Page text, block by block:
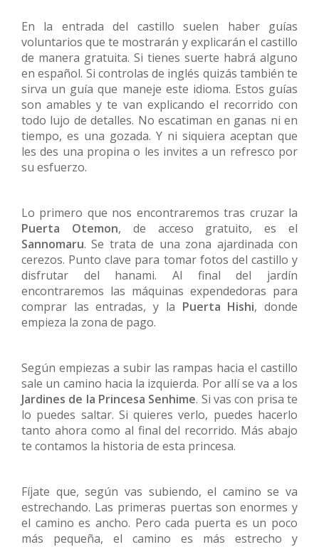
En la entrada del castillo suelen haber guías
voluntarios que te mostrarán y explicarán el castillo
de manera gratuita. Si tienes suerte habrá alguno
en español. Si controlas de inglés quizás también te
sirva un guía que maneje este idioma. Estos guías
son amables y te van explicando el recorrido con
todo lujo de detalles. No escatiman en ganas ni en
tiempo, es una gozada. Y ni siquiera aceptan que
les des una propina o les invites a un refresco por
su esfuerzo.
Lo primero que nos encontraremos tras cruzar la
Puerta Otemon, de acceso gratuito, es el
Sannomaru. Se trata de una zona ajardinada con
cerezos. Punto clave para tomar fotos del castillo y
disfrutar del hanami. Al final del jardín
encontraremos las máquinas expendedoras para
comprar las entradas, y la Puerta Hishi, donde
empieza la zona de pago.
Según empiezas a subir las rampas hacia el castillo
sale un camino hacia la izquierda. Por allí se va a los
Jardines de la Princesa Senhime. Si vas con prisa te
lo puedes saltar. Si quieres verlo, puedes hacerlo
tanto ahora como al final del recorrido. Más abajo
te contamos la historia de esta princesa.
Fíjate que, según vas subiendo, el camino se va
estrechando. Las primeras puertas son enormes y
el camino es ancho. Pero cada puerta es un poco
más pequeña, el camino es más estrecho y